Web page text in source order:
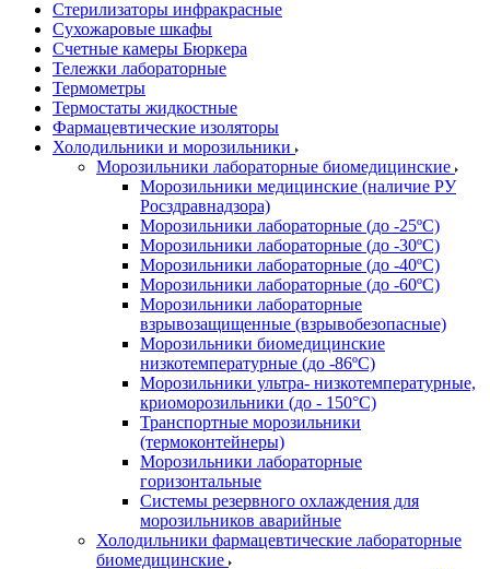
Стерилизаторы инфракрасные
Сухожаровые шкафы
Счетные камеры Бюркера
Тележки лабораторные
Термометры
Термостаты жидкостные
Фармацевтические изоляторы
Холодильники и морозильники
Морозильники лабораторные биомедицинские
Морозильники медицинские (наличие РУ
Росздравнадзора)
Морозильники лабораторные (до -25ºС)
Морозильники лабораторные (до -30ºС)
Морозильники лабораторные (до -40ºС)
Морозильники лабораторные (до -60ºС)
Морозильники лабораторные
взрывозащищенные (взрывобезопасные)
Морозильники биомедицинские
низкотемпературные (до -86ºС)
Морозильники ультра- низкотемпературные,
криоморозильники (до - 150°С)
Транспортные морозильники
(термоконтейнеры)
Морозильники лабораторные
горизонтальные
Системы резервного охлаждения для
морозильников аварийные
Холодильники фармацевтические лабораторные
биомедицинские